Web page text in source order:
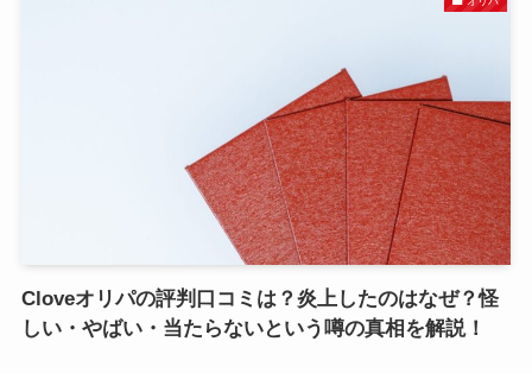
Cloveオリパの評判口コミは？炎上したのはなぜ？怪
しい・やばい・当たらないという噂の真相を解説！